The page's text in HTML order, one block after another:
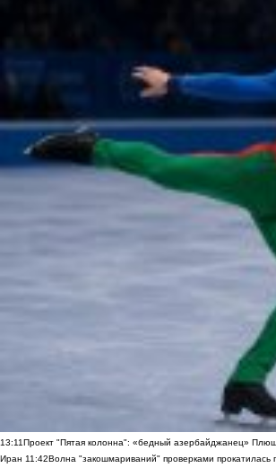
13:11Проект "Пятая колонна": «бедный азербайджанец»
Иран 11:42Волна "закошмариваний" проверками прокатилась